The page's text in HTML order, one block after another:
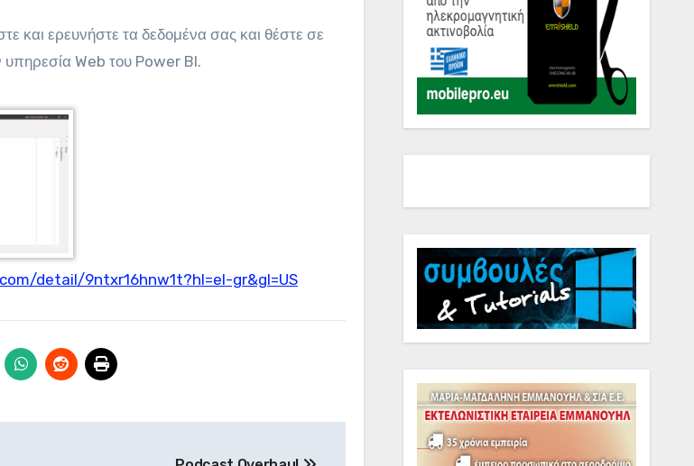
και ερευνήστε τα δεδομένα σας και θέστε σε
υπηρεσία Web του Power BI.
detail/9ntxr16hnw1t?hl=el-gr&gl=US